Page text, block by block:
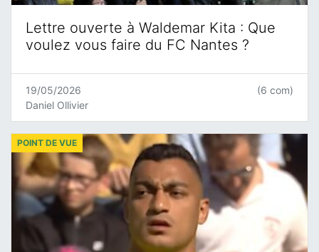
Lettre ouverte à Waldemar Kita : Que
voulez vous faire du FC Nantes ?
19/05/2026
Daniel Ollivier
(6 com)
POINT DE VUE